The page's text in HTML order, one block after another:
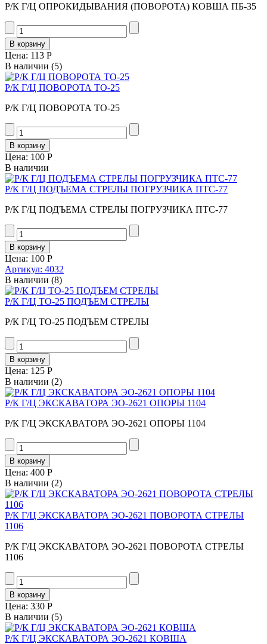
Р/К Г/Ц ОПРОКИДЫВАНИЯ (ПОВОРОТА) КОВША ПБ-35
Цена: 113 Р
В наличии (5)
Р/К Г/Ц ПОВОРОТА ТО-25
Р/К Г/Ц ПОВОРОТА ТО-25
Цена: 100 Р
В наличии
Р/К Г/Ц ПОДЪЕМА СТРЕЛЫ ПОГРУЗЧИКА ПТС-77
Р/К Г/Ц ПОДЪЕМА СТРЕЛЫ ПОГРУЗЧИКА ПТС-77
Цена: 100 Р
Артикул: 4032
В наличии (8)
Р/К Г/Ц ТО-25 ПОДЪЕМ СТРЕЛЫ
Р/К Г/Ц ТО-25 ПОДЪЕМ СТРЕЛЫ
Цена: 125 Р
В наличии (2)
Р/К Г/Ц ЭКСКАВАТОРА ЭО-2621 ОПОРЫ 1104
Р/К Г/Ц ЭКСКАВАТОРА ЭО-2621 ОПОРЫ 1104
Цена: 400 Р
В наличии (2)
Р/К Г/Ц ЭКСКАВАТОРА ЭО-2621 ПОВОРОТА СТРЕЛЫ
1106
Р/К Г/Ц ЭКСКАВАТОРА ЭО-2621 ПОВОРОТА СТРЕЛЫ
1106
Цена: 330 Р
В наличии (5)
Р/К Г/Ц ЭКСКАВАТОРА ЭО-2621 КОВША